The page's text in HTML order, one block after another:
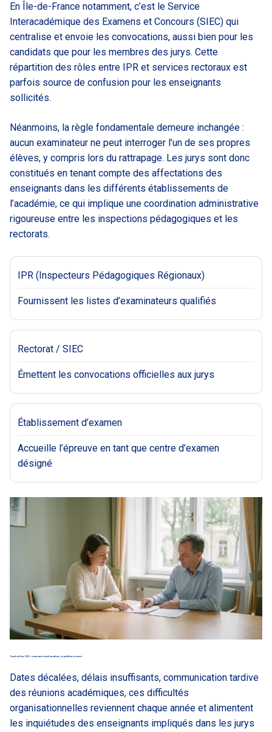
En Île-de-France notamment, c’est le Service
Interacadémique des Examens et Concours (SIEC) qui
centralise et envoie les convocations, aussi bien pour les
candidats que pour les membres des jurys. Cette
répartition des rôles entre IPR et services rectoraux est
parfois source de confusion pour les enseignants
sollicités.
Néanmoins, la règle fondamentale demeure inchangée :
aucun examinateur ne peut interroger l’un de ses propres
élèves, y compris lors du rattrapage. Les jurys sont donc
constitués en tenant compte des affectations des
enseignants dans les différents établissements de
l’académie, ce qui implique une coordination administrative
rigoureuse entre les inspections pédagogiques et les
rectorats.
IPR (Inspecteurs Pédagogiques Régionaux)
Fournissent les listes d’examinateurs qualifiés
Rectorat / SIEC
Émettent les convocations officielles aux jurys
Établissement d’examen
Accueille l’épreuve en tant que centre d’examen
désigné
Grand oral bac 2026 : convocation retard académie, un problème récurrent
Dates décalées, délais insuffisants, communication tardive
des réunions académiques, ces difficultés
organisationnelles reviennent chaque année et alimentent
les inquiétudes des enseignants impliqués dans les jurys